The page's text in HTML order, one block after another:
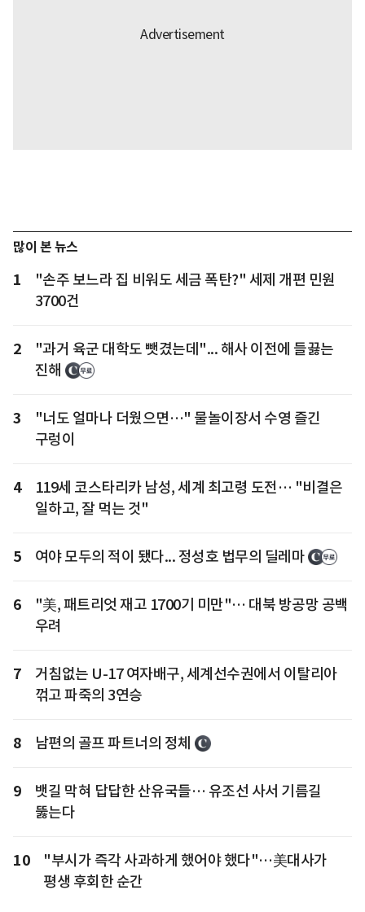
많이 본 뉴스
1
"손주 보느라 집 비워도 세금 폭탄?" 세제 개편 민원
3700건
2
"과거 육군 대학도 뺏겼는데"... 해사 이전에 들끓는
진해
3
"너도 얼마나 더웠으면…" 물놀이장서 수영 즐긴
구렁이
4
119세 코스타리카 남성, 세계 최고령 도전… "비결은
일하고, 잘 먹는 것"
5 여야 모두의 적이 됐다... 정성호 법무의 딜레마
6
"美, 패트리엇 재고 1700기 미만"… 대북 방공망 공백
우려
7
거침없는 U-17 여자배구, 세계선수권에서 이탈리아
꺾고 파죽의 3연승
8 남편의 골프 파트너의 정체
9
뱃길 막혀 답답한 산유국들… 유조선 사서 기름길
뚫는다
10
"부시가 즉각 사과하게 했어야 했다"…美대사가
평생 후회한 순간